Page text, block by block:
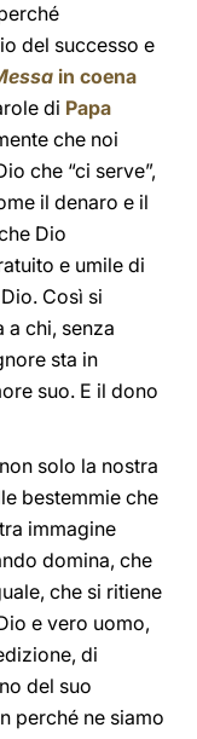
del successo e
in coena
di Papa
che noi
che “ci serve”,
il denaro e il
Dio
e umile di
Così si
chi, senza
sta in
suo. E il dono
solo la nostra
bestemmie che
immagine
domina, che
che si ritiene
e vero uomo,
di
del suo
perché ne siamo